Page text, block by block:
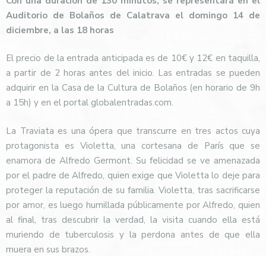
Auditorio de Bolaños de Calatrava el domingo 14 de
diciembre, a las 18 horas
El precio de la entrada anticipada es de 10€ y 12€ en taquilla,
a partir de 2 horas antes del inicio. Las entradas se pueden
adquirir en la Casa de la Cultura de Bolaños (en horario de 9h
a 15h) y en el portal globalentradas.com.
La Traviata es una ópera que transcurre en tres actos cuya
protagonista es Violetta, una cortesana de París que se
enamora de Alfredo Germont. Su felicidad se ve amenazada
por el padre de Alfredo, quien exige que Violetta lo deje para
proteger la reputación de su familia. Violetta, tras sacrificarse
por amor, es luego humillada públicamente por Alfredo, quien
al final, tras descubrir la verdad, la visita cuando ella está
muriendo de tuberculosis y la perdona antes de que ella
muera en sus brazos.